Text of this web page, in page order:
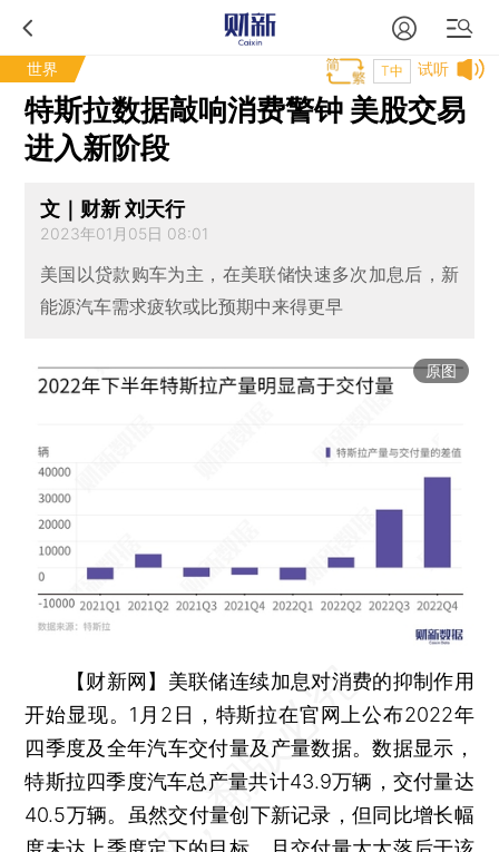
世界 试听
T中
特斯拉数据敲响消费警钟 美股交易
进入新阶段
文｜财新 刘天行
2023年01月05日 08:01
美国以贷款购车为主，在美联储快速多次加息后，新
能源汽车需求疲软或比预期中来得更早
原图
【财新网】 美联储连续加息对消费的抑制作用
开始显现。1月2日，特斯拉在官网上公布2022年
四季度及全年汽车交付量及产量数据。数据显示，
特斯拉四季度汽车总产量共计43.9万辆，交付量达
40.5万辆。虽然交付量创下新记录，但同比增长幅